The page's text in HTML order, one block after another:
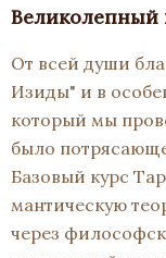
Великолепный
От всей души
Изиды" и в
который мы
было
Базовый курс
мантическую
через